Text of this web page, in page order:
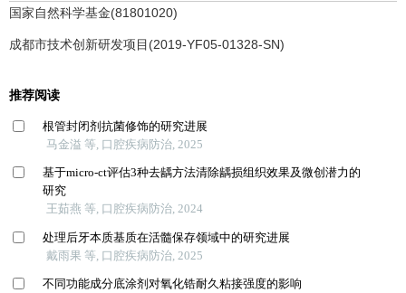
国家自然科学基金(81801020)
成都市技术创新研发项目(2019-YF05-01328-SN)